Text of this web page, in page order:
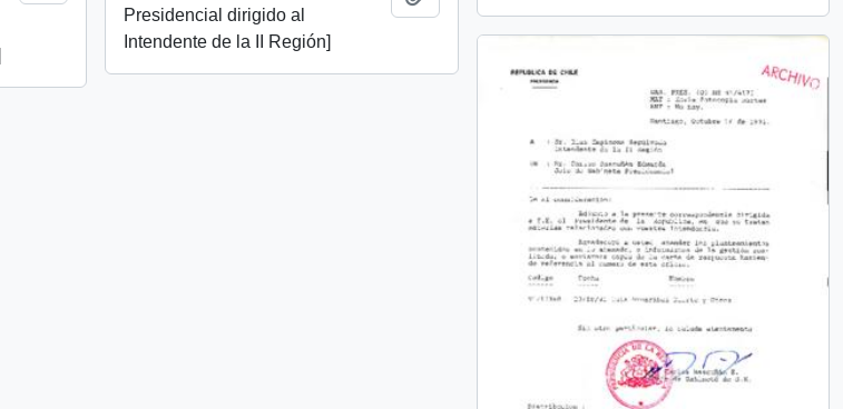
Presidencial dirigido al
Intendente de la II Región]